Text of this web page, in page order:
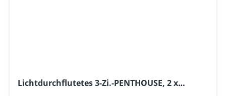
Lichtdurchflutetes 3-Zi.-PENTHOUSE, 2 x